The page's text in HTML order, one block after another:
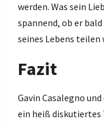
werden. Was sein
spannend, ob er
seines Lebens teilen
Fazit
Gavin Casalegno
ein heiß diskutiertes